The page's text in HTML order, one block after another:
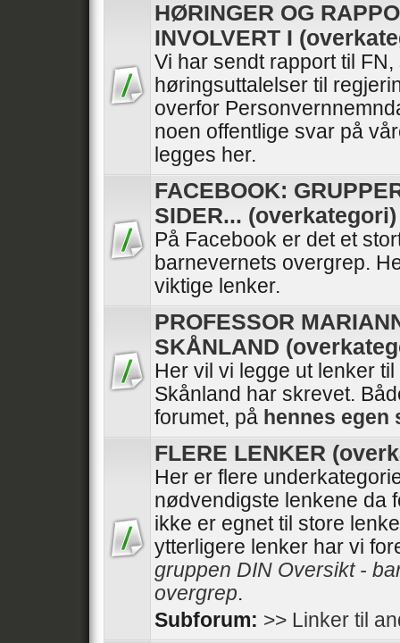
HØRINGER OG
INVOLVERT I
Vi har sendt rapport til
høringsuttalelser til
overfor
noen offentlige svar på
legges her.
FACEBOOK:
SIDER... (overkategori)
På Facebook er det et
barnevernets overgrep.
viktige lenker.
PROFESSOR
SKÅNLAND
Her vil vi legge ut lenker
Skånland har skrevet.
forumet, på hennes egen
FLERE LENKER
Her er flere
nødvendigste lenkene da
ikke er egnet til store
ytterligere lenker har vi
gruppen DIN Oversikt -
overgrep.
Subforum: >> Linker til